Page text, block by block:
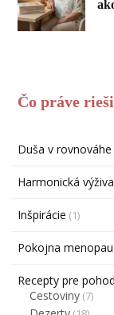
Čo práve
Duša v rovnováhe
Harmonická výživa
Inšpirácie (1)
Pokojna
Recepty pre
Cestoviny (7)